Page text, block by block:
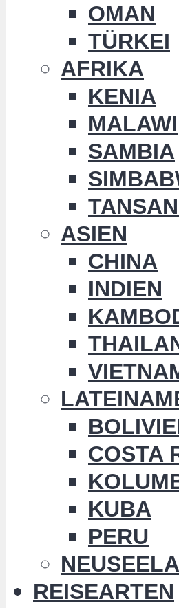
OMAN
TÜRKEI
AFRIKA
KENIA
MALAWI
SAMBIA
ASIEN
CHINA
INDIEN
COSTA
KUBA
PERU
REISEARTEN